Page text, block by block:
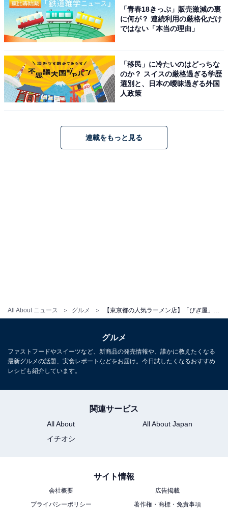
All About ニュース グルメ
アクセス・基本情報は？
所在地：東京都目黒区鷹番2-4-9
アクセス：東急東横線「学芸大学駅」東口から徒歩約5
ば 綾川」は親鶏の深いコクと極太手打ち麺が魅
「青春18きっぷ」販売激減の裏
に何が？ 連続利用の厳格化だけ
ではない「本当の理由」
「移民」に冷たいのはどっちな
のか？ スイスの厳格過ぎる学歴
選別と、日本の曖昧過ぎる外国
人政策
連載をもっと見る
グルメ
ファストフードやスイーツなど、新商品の発売情報や、誰かに教えたくなる
最新グルメの話題、実食レポートなどをお届け。今日試したくなるおすすめ
レシピも紹介しています。
関連サービス
All About
All About Japan
イチオシ
サイト情報
会社概要
広告掲載
プライバシーポリシー
著作権・商標・免責事項